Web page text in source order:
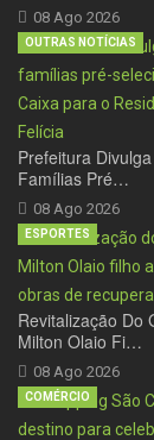
08 Ago 2026
Prefeitura
Famílias Pré…
08 Ago 2026
OUTRAS NOTÍCIAS
Revitalização Do
Milton Olaio Fi…
08 Ago 2026
ESPORTES
COMÉRCIO